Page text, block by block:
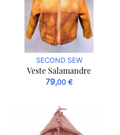
SECOND SEW
Veste Salamandre
79,00 €